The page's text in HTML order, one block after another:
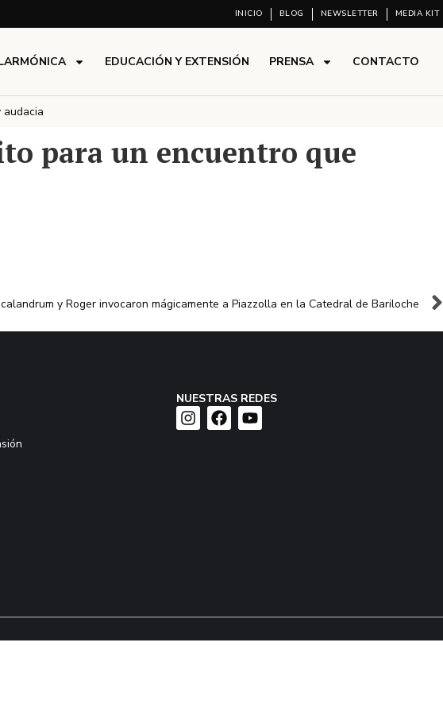
INICIO BLOG NEWSLETTER MEDIA KIT
EDUCACIÓN Y EXTENSIÓN PRENSA CONTACTO
para un encuentro que
y Roger invocaron mágicamente a Piazzolla en la Catedral de Bariloche
NUESTRAS REDES